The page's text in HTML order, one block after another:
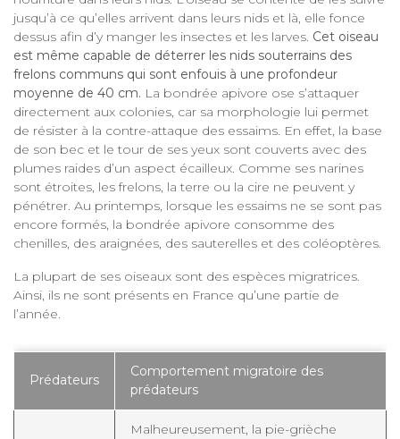
jusqu’à ce qu’elles arrivent dans leurs nids et là, elle fonce
dessus afin d’y manger les insectes et les larves. Cet oiseau
est même capable de déterrer les nids souterrains des
frelons communs qui sont enfouis à une profondeur
moyenne de 40 cm. La bondrée apivore ose s’attaquer
directement aux colonies, car sa morphologie lui permet
de résister à la contre-attaque des essaims. En effet, la base
de son bec et le tour de ses yeux sont couverts avec des
plumes raides d’un aspect écailleux. Comme ses narines
sont étroites, les frelons, la terre ou la cire ne peuvent y
pénétrer. Au printemps, lorsque les essaims ne se sont pas
encore formés, la bondrée apivore consomme des
chenilles, des araignées, des sauterelles et des coléoptères.
La plupart de ses oiseaux sont des espèces migratrices.
Ainsi, ils ne sont présents en France qu’une partie de
l’année.
Prédateurs
Comportement migratoire des
prédateurs
Malheureusement, la pie-grièche